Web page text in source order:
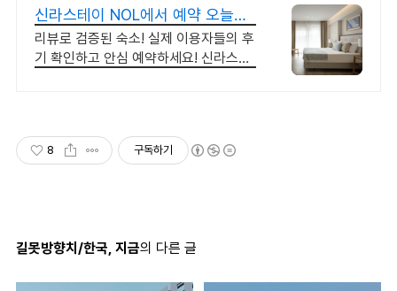
신라스테이 NOL에서 예약 오늘의
숙박 핫딜!
리뷰로 검증된 숙소! 실제 이용자들의 후
기 확인하고 안심 예약하세요! 신라스테
8 구독하기
길못방향치/한국, 지금의 다른 글